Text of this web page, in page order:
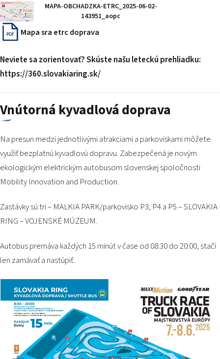
MAPA-OBCHADZKA-ETRC_2025-06-02-
143951_aopc
PDF Mapa sra etrc doprava
Neviete sa zorientovať? Skúste našu leteckú prehliadku:
https://360.slovakiaring.sk/
Vnútorná kyvadlová doprava
Na presun medzi jednotlivými atrakciami a parkoviskami môžete
využiť bezplatnú kyvadlovú dopravu. Zabezpečená je novým
ekologickým elektrickým autobusom slovenskej spoločnosti
Mobility Innovation and Production.
Zastávky sú tri – MALKIA PARK/parkovisko P3, P4 a P5 – SLOVAKIA
RING – VOJENSKÉ MÚZEUM.
Autobus premáva každých 15 minút v čase od 08:30 do 20:00, stačí
len zamávať a nastúpiť.